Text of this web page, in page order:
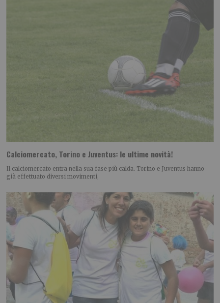
Calciomercato, Torino e Juventus: le ultime novità!
Il calciomercato entra nella sua fase più calda. Torino e Juventus hanno
già effettuato diversi movimenti,